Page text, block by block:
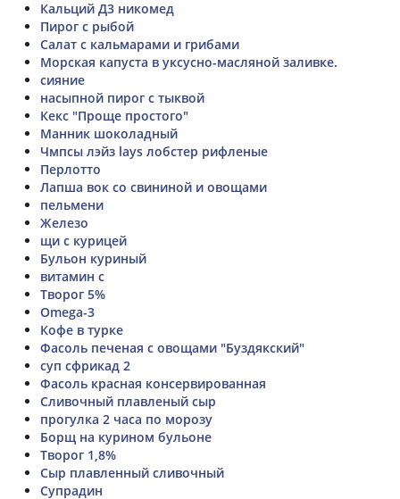
Кальций Д3 никомед
Пирог с рыбой
Салат с кальмарами и грибами
Морская капуста в уксусно-масляной заливке.
сияние
насыпной пирог с тыквой
Кекс "Проще простого"
Манник шоколадный
Чмпсы лэйз lays лобстер рифленые
Перлотто
Лапша вок со свининой и овощами
пельмени
Железо
щи с курицей
Бульон куриный
витамин с
Творог 5%
Omega-3
Кофе в турке
Фасоль печеная с овощами "Буздякский"
суп сфрикад 2
Фасоль красная консервированная
Сливочный плавленый сыр
прогулка 2 часа по морозу
Борщ на курином бульоне
Творог 1,8%
Сыр плавленный сливочный
Супрадин